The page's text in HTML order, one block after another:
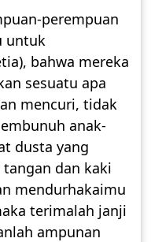
perempuan
untuk
bahwa mereka
sesuatu apa
mencuri, tidak
anak-
dusta yang
dan kaki
mendurhakaimu
terimalah janji
ampunan